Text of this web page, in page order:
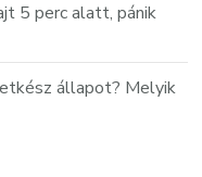
5 perc alatt, pánik
állapot? Melyik